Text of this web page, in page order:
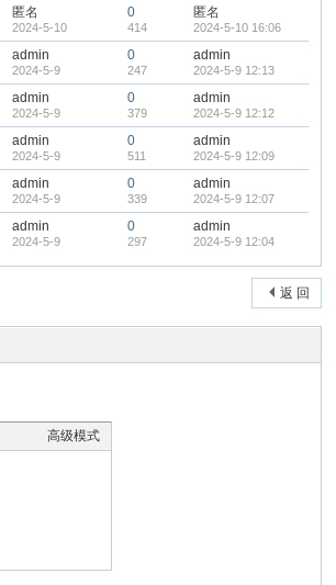
匿名
2024-5-10
0
414
匿名
2024-5-10 16:06
admin
2024-5-9
0
247
admin
2024-5-9 12:13
admin
2024-5-9
0
379
admin
2024-5-9 12:12
admin
2024-5-9
0
511
admin
2024-5-9 12:09
admin
2024-5-9
0
339
admin
2024-5-9 12:07
admin
2024-5-9
0
297
admin
2024-5-9 12:04
返 回
高级模式